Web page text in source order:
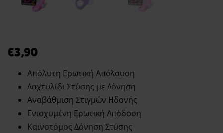
€3,90
Απόλυτη Ερωτική Απόλαυση
Δαχτυλίδι Στύσης με Δόνηση
Αναβάθμιση Στιγμών Ηδονής
Ενισχυμένη Ερωτική Απόδοση
Καινοτόμος Δόνηση Στύσης